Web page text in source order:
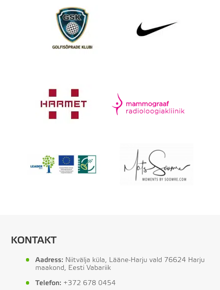
KONTAKT
Aadress: Niitvälja küla, Lääne-Harju vald 76624 Harju
maakond, Eesti Vabariik
Telefon: +372 678 0454